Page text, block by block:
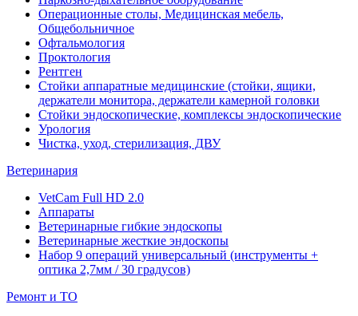
Операционные столы, Медицинская мебель,
Общебольничное
Офтальмология
Проктология
Рентген
Стойки аппаратные медицинские (стойки, ящики,
держатели монитора, держатели камерной головки
Стойки эндоскопические, комплексы эндоскопические
Урология
Чистка, уход, стерилизация, ДВУ
Ветеринария
VetCam Full HD 2.0
Аппараты
Ветеринарные гибкие эндоскопы
Ветеринарные жесткие эндоскопы
Набор 9 операций универсальный (инструменты +
оптика 2,7мм / 30 градусов)
Ремонт и ТО